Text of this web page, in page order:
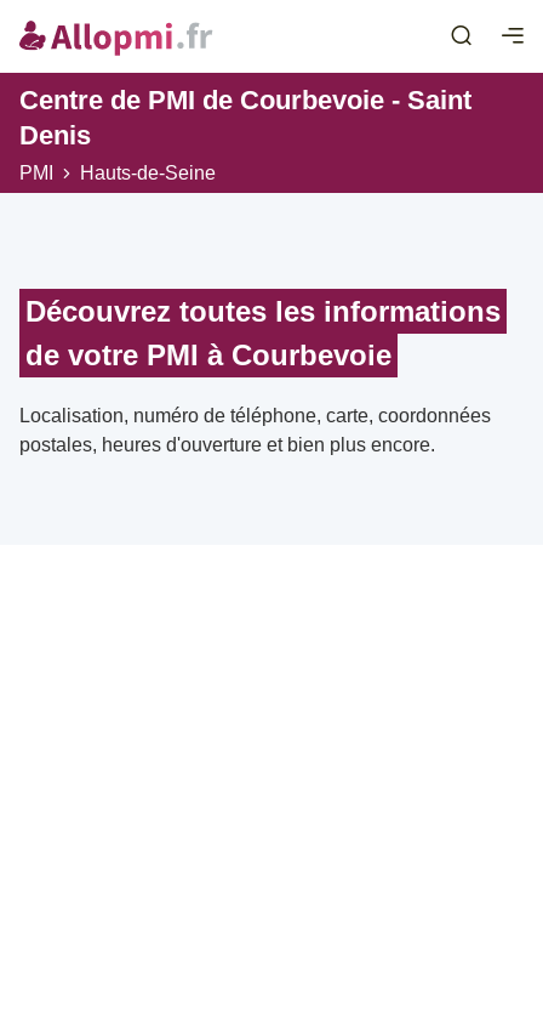
Centre de PMI de Courbevoie - Saint
Denis
PMI Hauts-de-Seine
Découvrez toutes les informations
de votre PMI à Courbevoie
Localisation, numéro de téléphone, carte, coordonnées
postales, heures d'ouverture et bien plus encore.